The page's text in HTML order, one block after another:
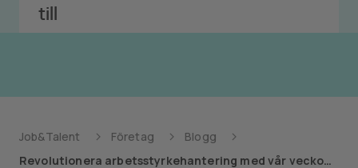
till
Job&Talent Företag
Blogg
Revolutionera arbetsstyrkehantering med vår veckoplaneringsfunktion